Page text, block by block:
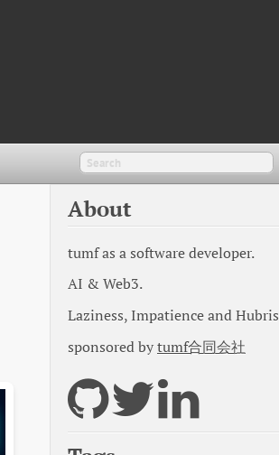
About
tumf as a software developer.
AI & Web3.
Laziness, Impatience and Hubris
sponsored bytumf合同会社